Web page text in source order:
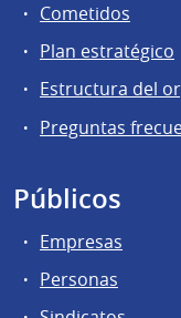
Cometidos
Plan estratégico
Estructura del
Preguntas
Públicos
Empresas
Personas